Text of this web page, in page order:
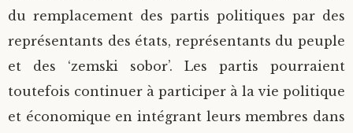
du remplacement des partis politiques par des
représentants des états, représentants du peuple
et des ‘zemski sobor’. Les partis pourraient
toutefois continuer à participer à la vie politique
et économique en intégrant leurs membres dans